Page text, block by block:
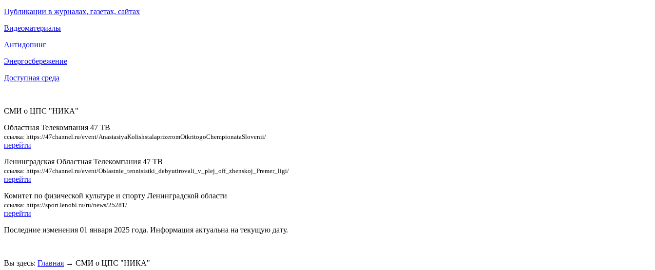
Публикации в журналах, газетах, сайтах
Видеоматериалы
Антидопинг
Энергосбережение
Доступная среда
СМИ о ЦПС "НИКА"
Областная Телекомпания 47 ТВ
ссылка: https://47channel.ru/event/AnastasiyaKolishstalaprizeromOtkritogoChempionataSlovenii/
перейти
Ленинградская Областная Телекомпания 47 ТВ
ссылка: https://47channel.ru/event/Oblastnie_tennisistki_debyutirovali_v_plej_off_zhenskoj_Premer_ligi/
перейти
Комитет по физической культуре и спорту Ленинградской области
ссылка: https://sport.lenobl.ru/ru/news/25281/
перейти
Последние изменения 01 января 2025 года. Информация актуальна на текущую дату.
Вы здесь: Главная → СМИ о ЦПС "НИКА"